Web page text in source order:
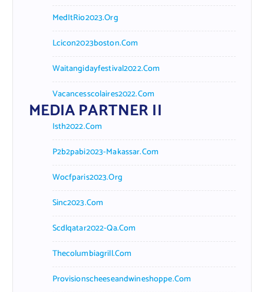
MedItRio2023.org
Lcicon2023boston.com
Waitangidayfestival2022.com
Vacancesscolaires2022.com
MEDIA PARTNER II
Isth2022.com
P2b2pabi2023-Makassar.com
Wocfparis2023.org
Sinc2023.com
Scdlqatar2022-Qa.com
Thecolumbiagrill.com
Provisionscheeseandwineshoppe.com